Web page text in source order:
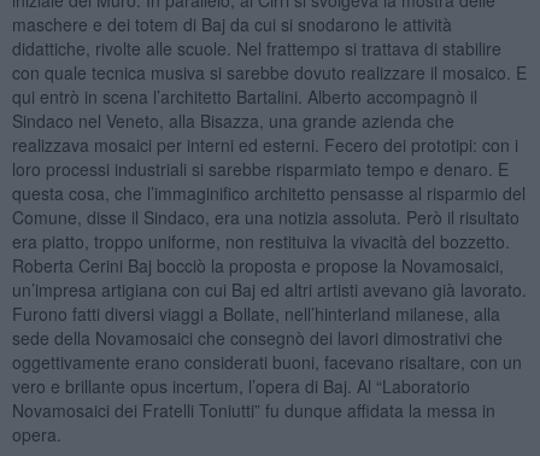
maschere e dei totem di Baj da cui si snodarono le attività
didattiche, rivolte alle scuole. Nel frattempo si trattava di stabilire
con quale tecnica musiva si sarebbe dovuto realizzare il mosaico. E
qui entrò in scena l’architetto Bartalini. Alberto accompagnò il
Sindaco nel Veneto, alla Bisazza, una grande azienda che
realizzava mosaici per interni ed esterni. Fecero dei prototipi: con i
loro processi industriali si sarebbe risparmiato tempo e denaro. E
questa cosa, che l’immaginifico architetto pensasse al risparmio del
Comune, disse il Sindaco, era una notizia assoluta. Però il risultato
era piatto, troppo uniforme, non restituiva la vivacità del bozzetto.
Roberta Cerini Baj bocciò la proposta e propose la Novamosaici,
un’impresa artigiana con cui Baj ed altri artisti avevano già lavorato.
Furono fatti diversi viaggi a Bollate, nell’hinterland milanese, alla
sede della Novamosaici che consegnò dei lavori dimostrativi che
oggettivamente erano considerati buoni, facevano risaltare, con un
vero e brillante opus incertum, l’opera di Baj. Al “Laboratorio
Novamosaici dei Fratelli Toniutti” fu dunque affidata la messa in
opera.